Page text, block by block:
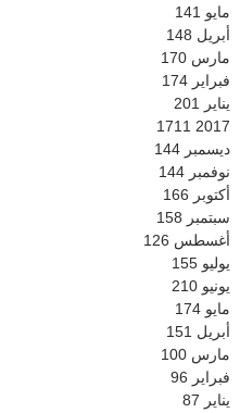
مايو 141
أبريل 148
مارس 170
فبراير 174
يناير 201
2017
1711
ديسمبر 144
نوفمبر 144
أكتوبر 166
سبتمبر 158
أغسطس 126
يوليو 155
يونيو 210
مايو 174
أبريل 151
مارس 100
فبراير 96
يناير 87